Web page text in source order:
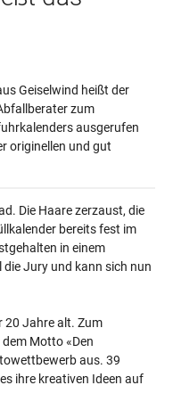
Geiselwind heißt der
zum
ausgerufen
originellen und gut
Die Haare zerzaust, die
bereits fest im
in einem
Jury und kann sich nun
20 Jahre alt. Zum
Motto «Den
aus. 39
ihre kreativen Ideen auf